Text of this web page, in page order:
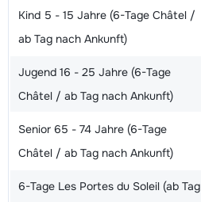
Kind 5 - 15 Jahre (6-Tage Châtel /
ab Tag nach Ankunft)
Jugend 16 - 25 Jahre (6-Tage
Châtel / ab Tag nach Ankunft)
Senior 65 - 74 Jahre (6-Tage
Châtel / ab Tag nach Ankunft)
6-Tage Les Portes du Soleil (ab Tag